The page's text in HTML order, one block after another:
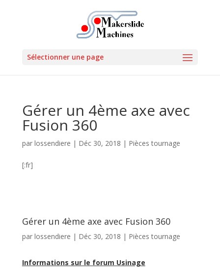
Sélectionner une page
Gérer un 4ème axe avec
Fusion 360
par lossendiere | Déc 30, 2018 | Pièces tournage
[:fr]
Gérer un 4ème axe avec Fusion 360
par lossendiere | Déc 30, 2018 | Pièces tournage
Informations sur le forum Usinage